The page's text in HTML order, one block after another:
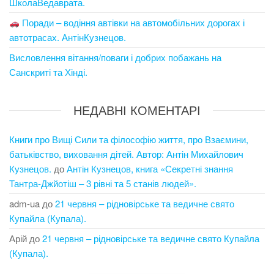
Поради – водіння автівки на автомобільних дорогах і
автотрасах. АнтінКузнецов.
Висловлення вітання/поваги і добрих побажань на
Санскриті та Хінді.
НЕДАВНІ КОМЕНТАРІ
Книги про Вищі Сили та філософію життя, про Взаємини,
батьківство, виховання дітей. Автор: Антін Михайлович
Кузнецов. доАнтін Кузнецов, книга «Секретні знання
Тантра-Джйотіш – 3 рівні та 5 станів людей».
adm-uaдо21 червня – рідновірське та ведичне свято
Купайла (Купала).
Арійдо21 червня – рідновірське та ведичне свято Купайла
(Купала).